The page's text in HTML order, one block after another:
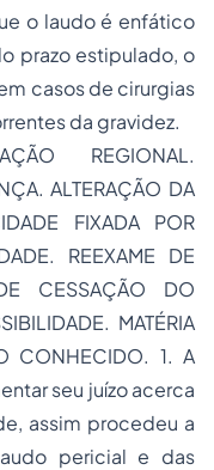
o laudo é enfático
prazo estipulado, o
casos de cirurgias
da gravidez.
REGIONAL.
ALTERAÇÃO DA
FIXADA POR
REEXAME DE
CESSAÇÃO DO
MATÉRIA
CONHECIDO. 1. A
seu juízo acerca
assim procedeu a
pericial e das